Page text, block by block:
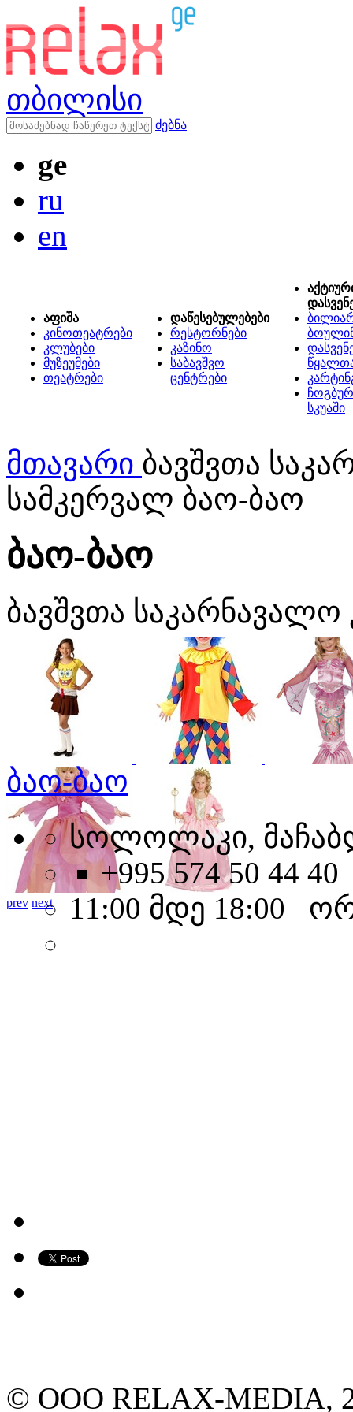
თბილისი
ძებნა
ge
ru
en
აფიშა
კინოთეატრები
კლუბები
მუზეუმები
თეატრები
დაწესებულებები
რესტორნები
კაზინო
საბავშვო
ცენტრები
სკუაში
მთავარი ბავშვთა
სამკერვალ ბაო-ბაო
ბაო-ბაო
ბავშვთა საკარნავალო
prev next
ბაო-ბაო
სოლოლაკი,
+995 574 50 44 40
11:00 მდე 18:00
© ООО RELAX-MEDIA,